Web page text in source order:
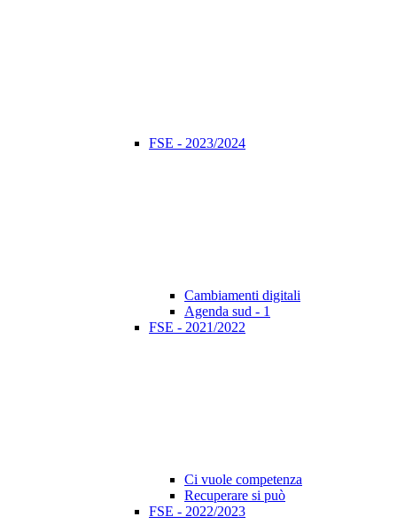
FSE - 2023/2024
Cambiamenti digitali
Agenda sud - 1
FSE - 2021/2022
Ci vuole competenza
Recuperare si può
FSE - 2022/2023